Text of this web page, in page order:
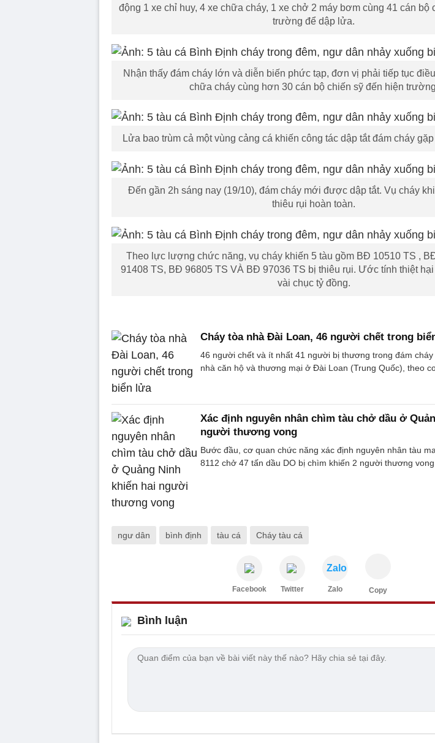
động 1 xe chỉ huy, 4 xe chữa cháy, 1 xe chở 2 máy bơm cùng 41 cán bộ
trường để dập lửa.
Nhận thấy đám cháy lớn và diễn biến phức tạp, đơn vị phải tiếp tục
chữa cháy cùng hơn 30 cán bộ chiến sỹ đến hiện
Lửa bao trùm cả một vùng cảng cá khiến công tác dập tắt đám cháy
Đến gần 2h sáng nay (19/10), đám cháy mới được dập tắt. Vụ cháy
thiêu rụi hoàn toàn.
Theo lực lượng chức năng, vụ cháy khiến 5 tàu gồm BĐ 10510 TS ,
91408 TS, BĐ 96805 TS VÀ BĐ 97036 TS bị thiêu rụi. Ước tính thiệt
vài chục tỷ đồng.
Cháy tòa nhà Đài Loan, 46 người chết trong
46 người chết và ít nhất 41 người bị thương trong đám cháy
nhà căn hộ và thương mại ở Đài Loan (Trung Quốc), theo
Xác định nguyên nhân chìm tàu chở dầu ở
người thương vong
Bước đầu, cơ quan chức năng xác định nguyên nhân tàu
8112 chở 47 tấn dầu DO bị chìm khiến 2 người thương vong.
ngư dân bình định tàu cá Cháy tàu cá
Facebook Twitter
Zalo
Zalo Copy
Bình luận